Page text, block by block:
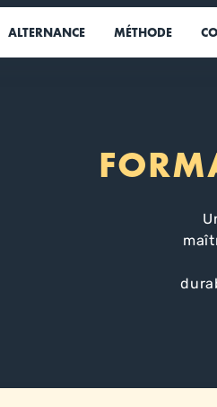
ALTERNANCE MÉTHODE